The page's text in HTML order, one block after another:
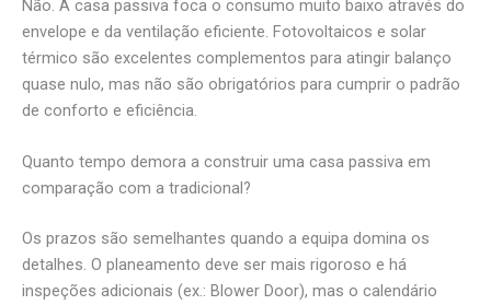
Não. A casa passiva foca o consumo muito baixo através do
envelope e da ventilação eficiente. Fotovoltaicos e solar
térmico são excelentes complementos para atingir balanço
quase nulo, mas não são obrigatórios para cumprir o padrão
de conforto e eficiência.
Quanto tempo demora a construir uma casa passiva em
comparação com a tradicional?
Os prazos são semelhantes quando a equipa domina os
detalhes. O planeamento deve ser mais rigoroso e há
inspeções adicionais (ex.: Blower Door), mas o calendário